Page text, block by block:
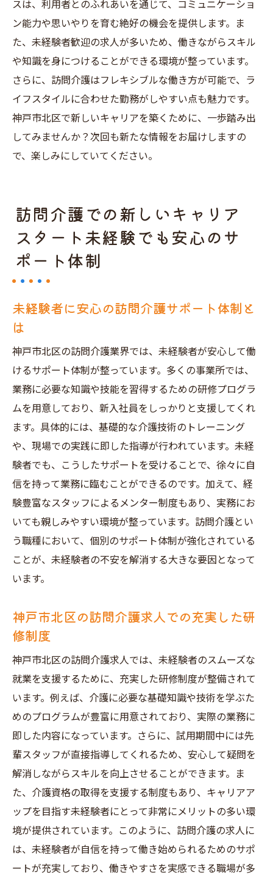
神戸市北区で訪問介護を始めるために必要
な準備
神戸市北区で訪問介護を始めるなら知っておく
べき求人情報
神戸市北区の訪問介護求人情報を集める方
法
神戸市北区で訪問介護求人を探す際のポイ
ント
訪問介護を始めるために知っておくべき求
訪問介護の求人情報を活用し神戸市北区で
スは、利用者とのふれあいを通じて、コミュニケーショ
ン能力や思いやりを育む絶好の機会を提供します。ま
た、未経験者歓迎の求人が多いため、働きながらスキル
や知識を身につけることができる環境が整っています。
さらに、訪問介護はフレキシブルな働き方が可能で、ラ
イフスタイルに合わせた勤務がしやすい点も魅力です。
神戸市北区で新しいキャリアを築くために、一歩踏み出
してみませんか？次回も新たな情報をお届けしますの
で、楽しみにしていてください。
訪問介護での新しいキャリア
スタート未経験でも安心のサ
ポート体制
未経験者に安心の訪問介護サポート体制と
は
神戸市北区の訪問介護業界では、未経験者が安心して働
けるサポート体制が整っています。多くの事業所では、
業務に必要な知識や技能を習得するための研修プログラ
ムを用意しており、新入社員をしっかりと支援してくれ
ます。具体的には、基礎的な介護技術のトレーニング
や、現場での実践に即した指導が行われています。未経
験者でも、こうしたサポートを受けることで、徐々に自
信を持って業務に臨むことができるのです。加えて、経
験豊富なスタッフによるメンター制度もあり、実務にお
いても親しみやすい環境が整っています。訪問介護とい
う職種において、個別のサポート体制が強化されている
ことが、未経験者の不安を解消する大きな要因となって
います。
神戸市北区の訪問介護求人での充実した研
修制度
神戸市北区の訪問介護求人では、未経験者のスムーズな
就業を支援するために、充実した研修制度が整備されて
います。例えば、介護に必要な基礎知識や技術を学ぶた
めのプログラムが豊富に用意されており、実際の業務に
即した内容になっています。さらに、試用期間中には先
輩スタッフが直接指導してくれるため、安心して疑問を
解消しながらスキルを向上させることができます。ま
た、介護資格の取得を支援する制度もあり、キャリアア
ップを目指す未経験者にとって非常にメリットの多い環
境が提供されています。このように、訪問介護の求人に
は、未経験者が自信を持って働き始められるためのサポ
ートが充実しており、働きやすさを実感できる職場が多